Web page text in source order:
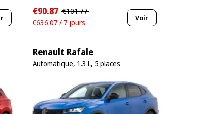
€90.87 €101.77
€636.07 / 7 jours
Voir
Renault Rafale
Automatique, 1.3 L, 5 places